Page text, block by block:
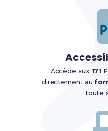
Accède aux 171
directement au
toute